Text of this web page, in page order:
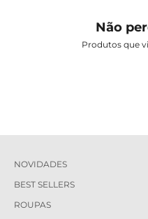
Não
Produtos que
NOVIDADES
BEST SELLERS
ROUPAS